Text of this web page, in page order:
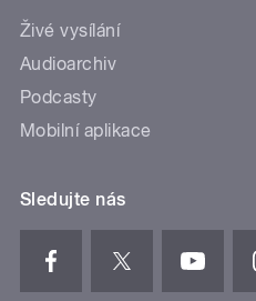
Živé vysílání
Audioarchiv
Podcasty
Mobilní aplikace
Sledujte nás